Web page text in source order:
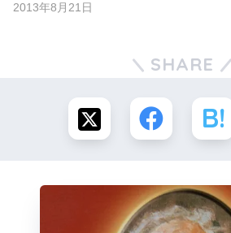
2013年8月21日
SHARE